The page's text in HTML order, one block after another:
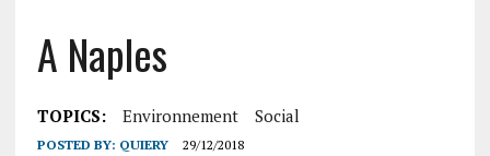
A Naples
TOPICS: Environnement Social
POSTED BY: QUIERY 29/12/2018